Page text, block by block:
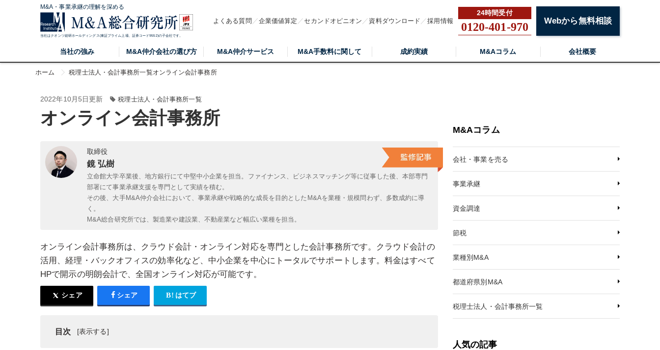
M&A・事業承継の理解を深める
当社はクオンツ総研ホールディングス(東証プライム上場、証券コード9552)の子会社です。
よくある質問 企業価値算定 セカンドオピニオン 資料ダウンロード 採用情報 0120-401-970 Webから無料相談
当社の強み M&A仲介会社の選び方 M&A仲介サービス M&A手数料に関して 成約実績 M&Aコラム 会社概要
ホーム 税理士法人・会計事務所一覧オンライン会計事務所
2022年10月5日更新 税理士法人・会計事務所一覧
オンライン会計事務所
取締役
鏡 弘樹
立命館大学卒業後、地方銀行にて中堅中小企業を担当。ファイナンス、ビジネスマッチング等に従事した後、本部専門
部署にて事業承継支援を専門として実績を積む。
その後、大手M&A仲介会社において、事業承継や戦略的な成長を目的としたM&Aを業種・規模問わず、多数成約に導
く。
M&A総合研究所では、製造業や建設業、不動産業など幅広い業種を担当。
オンライン会計事務所は、クラウド会計・オンライン対応を専門とした会計事務所です。クラウド会計の
活用、経理・バックオフィスの効率化など、中小企業を中心にトータルでサポートします。料金はすべて
HPで開示の明朗会計で、全国オンライン対応が可能です。
シェア シェア はてブ
目次
M&Aコラム
会社・事業を売る
事業承継
資金調達
節税
業種別M&A
都道府県別M&A
税理士法人・会計事務所一覧
人気の記事